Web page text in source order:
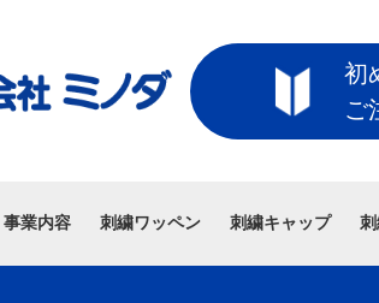
初
ご
事業内容 刺繍ワッペン 刺繍キャップ